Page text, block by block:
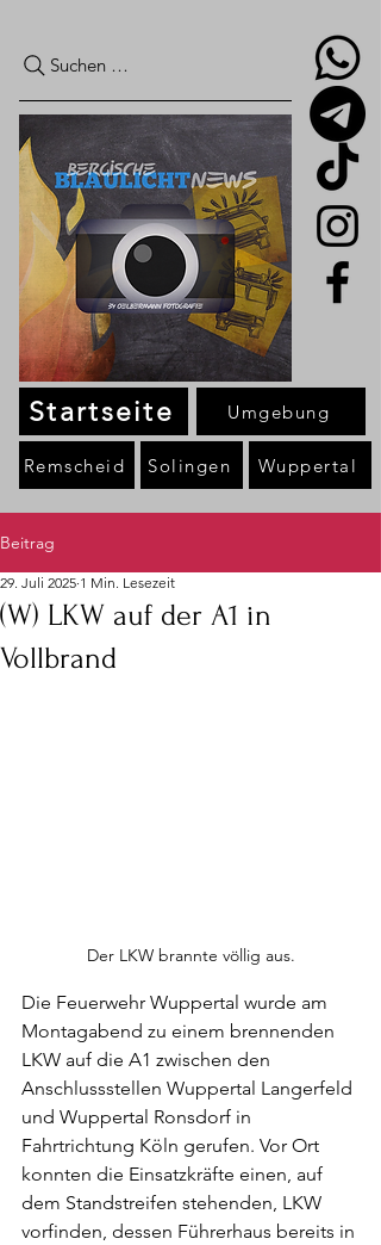
Suchen …
Startseite
Remscheid Solingen Wuppertal
Umgebung
Beitrag
(W) LKW auf der A1 in
Vollbrand
29. Juli 2025 1 Min. Lesezeit
Der LKW brannte völlig aus.
Die Feuerwehr Wuppertal wurde am
Montagabend zu einem brennenden
LKW auf die A1 zwischen den
Anschlussstellen Wuppertal Langerfeld
und Wuppertal Ronsdorf in
Fahrtrichtung Köln gerufen. Vor Ort
konnten die Einsatzkräfte einen, auf
dem Standstreifen stehenden, LKW
vorfinden, dessen Führerhaus bereits in